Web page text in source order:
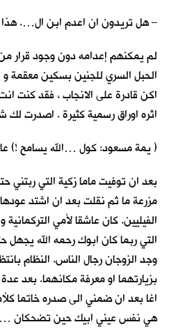
– هل تريدون ان اعدم ابن ال…. هذا
لم يمكنهم إعدامه دون وجود قرار
الحبل السري للجنين بسكين معقمة و
اكن قادرة على الانجاب ، فقد كنت
اثره اوراق رسمية كثيرة . اصدرت لك
( يمة مسعود: كول …الله يسامح !)
بعد ان توفيت ماما زكية التي
مزرعة ما ثم نقلت بعد ان اشتد
الفيليين. كان عاشقا لأمي
التي ربما كان ابوك رحمه الله
وجد الزوجان رجال الناس. النظام
بزيارتهما او معرفة مكانهما. بعد
اغا بعد ان ضمني الى صدره خاتما
هي نفس عيني ابيك حين تضحكان …